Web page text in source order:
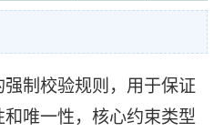
制校验规则，用于保证
唯一性，核心约束类型